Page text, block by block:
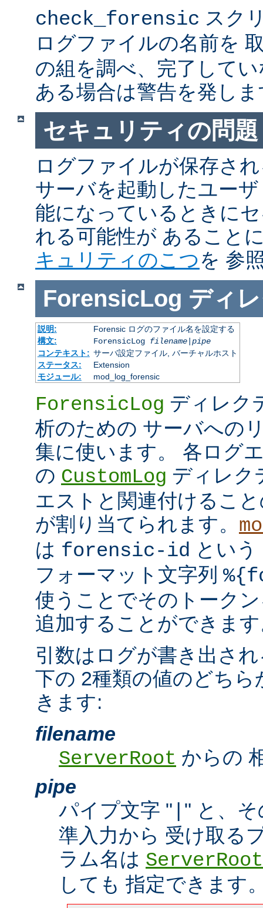
check_forensic スク
ログファイルの名前を
の組を調べ、完了して
ある場合は警告を発し
セキュリティの問題
ログファイルが保存さ
サーバを起動したユー
能になっているときに
れる可能性が あること
キュリティのこつを 参
ForensicLog ディ
説明:
Forensic ログのファイル名を設定する
構文:
ForensicLog filename| pipe
コンテキスト: サーバ設定ファイル, バーチャルホスト
ステータス:
Extension
モジュール:
mod_log_forensic
ForensicLog ディレク
析のための サーバへの
集に使います。 各ログ
の CustomLog ディレク
エストと関連付けるこ
が割り当てられます。
は forensic-id とい
フォーマット文字列
使うことでそのトーク
追加することができま
引数はログが書き出さ
下の 2種類の値のどち
きます:
filename
ServerRoot からの
pipe
パイプ文字 " " と、
準入力から 受け取る
ラム名は ServerRoot
しても 指定できます